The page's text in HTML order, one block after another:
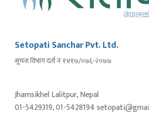
Setopati Sanchar Pvt. Ltd.
सूचना विभाग दर्ता नंः १४१७/०७६-२०७७
Jhamsikhel Lalitpur, Nepal
01-5429319, 01-5428194